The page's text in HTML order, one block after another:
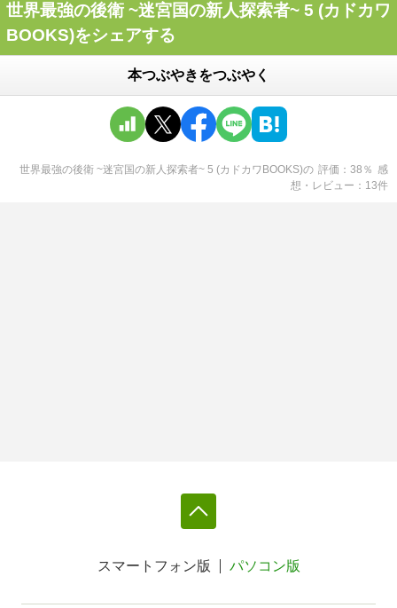
世界最強の後衛 ~迷宮国の新人探索者~ 5 (カドカワ
BOOKS)をシェアする
本つぶやきをつぶやく
世界最強の後衛 ~迷宮国の新人探索者~ 5 (カドカワBOOKS)の 評価 38 ％ 感
想・レビュー
13件
スマートフォン版 パソコン版